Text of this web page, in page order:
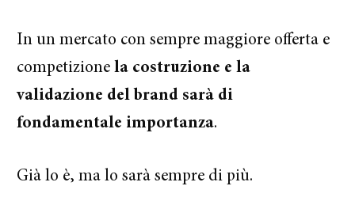
In un mercato con sempre maggiore offerta e
competizionela costruzione e la
validazione del brand sarà di
fondamentale importanza.
Già lo è, ma lo sarà sempre di più.